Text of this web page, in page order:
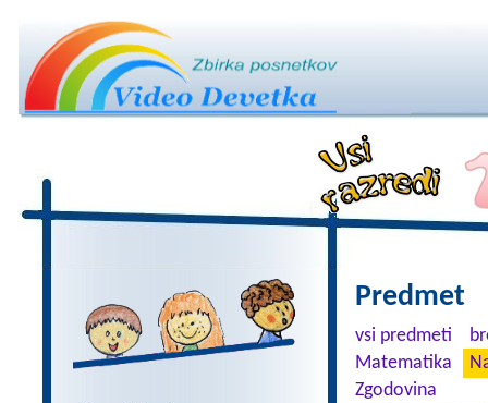
Predmet
vsi predmeti
Matematika
Zgodovina